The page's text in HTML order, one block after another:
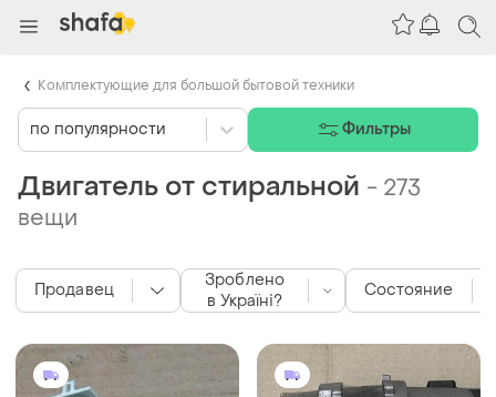
Двигатель от стиральной - 273
вещи
Продавец
Зроблено
в Україні?
Состояние
по популярности Фильтры
Комплектующие для большой бытовой техники